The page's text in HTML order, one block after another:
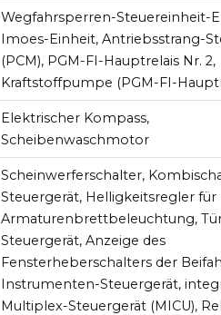
Wegfahrsperren-Steuereinheit-
Imoes-Einheit, Antriebsstrang-
(PCM), PGM-FI-Hauptrelais Nr. 2,
Kraftstoffpumpe (PGM-FI-
Elektrischer Kompass,
Scheibenwaschmotor
Scheinwerferschalter,
Steuergerät, Helligkeitsregler für
Armaturenbrettbeleuchtung,
Steuergerät, Anzeige des
Fensterheberschalters der
Instrumenten-Steuergerät,
Multiplex-Steuergerät (MICU),